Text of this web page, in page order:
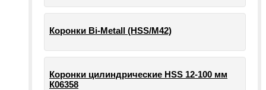
Коронки Bi-Metall (HSS/М42)
Коронки цилиндрические HSS 12-100 мм
К06358